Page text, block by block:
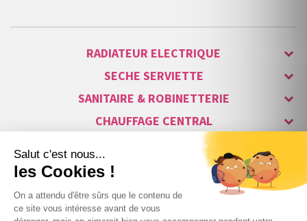
RADIATEUR ELECTRIQUE
SECHE SERVIETTE
SANITAIRE & ROBINETTERIE
CHAUFFAGE CENTRAL
ALARME & SÉCURITÉ
MAISON CONNECTÉE
VISIOPHONE & INTERPHONE
LUMINAIRES & ECLAIRAGE